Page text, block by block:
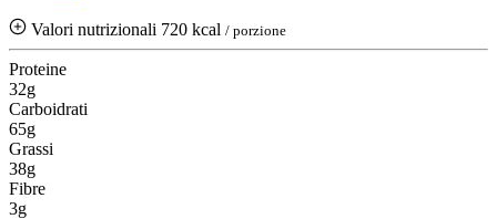
Valori nutrizionali 720 kcal / porzione
Proteine
32g
Carboidrati
65g
Grassi
38g
Fibre
3g